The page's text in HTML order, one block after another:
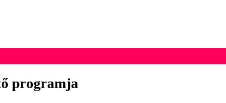
programja